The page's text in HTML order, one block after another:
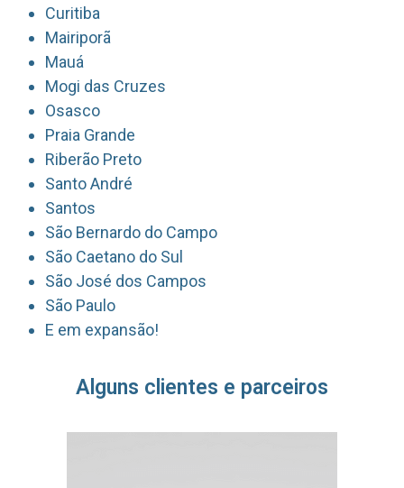
Curitiba
Mairiporã
Mauá
Mogi das Cruzes
Osasco
Praia Grande
Riberão Preto
Santo André
Santos
São Bernardo do Campo
São Caetano do Sul
São José dos Campos
São Paulo
E em expansão!
Alguns clientes e parceiros